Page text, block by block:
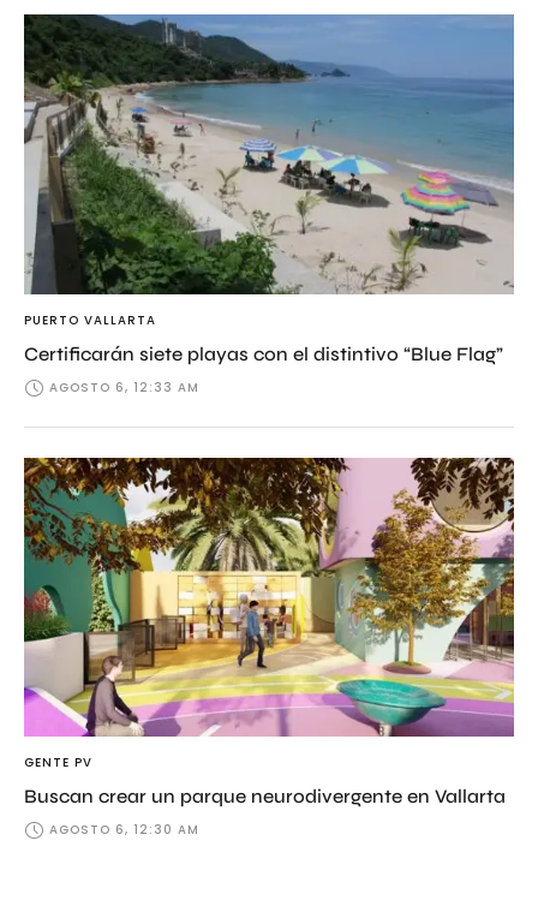
PUERTO VALLARTA
Certificarán siete playas con el distintivo “Blue Flag”
AGOSTO 6, 12:33 AM
GENTE PV
Buscan crear un parque neurodivergente en Vallarta
AGOSTO 6, 12:30 AM